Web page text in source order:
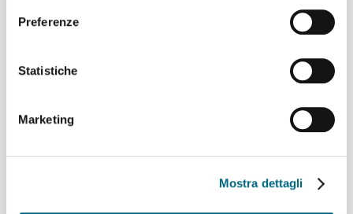
Preferenze
Statistiche
Marketing
Mostra dettagli
domenica 9 agosto
Linee 704, 705, 750, 798, 861, 864, 865 e 945 –
Linea 825 – Da giovedì 6 agosto servizio regolare
Archivi